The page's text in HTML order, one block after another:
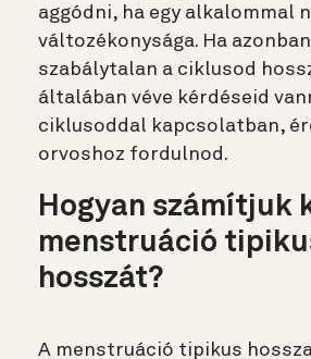
aggódni, ha egy alkalommal
változékonysága. Ha
szabálytalan a ciklusod
általában véve kérdéseid
ciklusoddal kapcsolatban,
orvoshoz fordulnod.
Hogyan számítjuk
menstruáció
hosszát?
A menstruáció tipikus